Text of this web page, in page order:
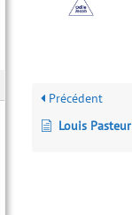
Précédent
Louis Pasteur